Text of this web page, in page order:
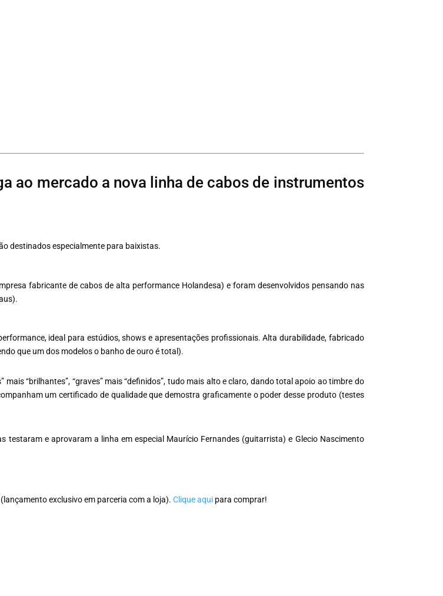
ao mercado a nova linha de cabos de instrumentos
destinados especialmente para baixistas.
fabricante de cabos de alta performance Holandesa) e foram desenvolvidos pensando nas
ideal para estúdios, shows e apresentações profissionais. Alta durabilidade, fabricado
que um dos modelos o banho de ouro é total).
“brilhantes”, “graves” mais “definidos”, tudo mais alto e claro, dando total apoio ao timbre do
um certificado de qualidade que demostra graficamente o poder desse produto (testes
e aprovaram a linha em especial Maurício Fernandes (guitarrista) e Glecio Nascimento
(lançamento exclusivo em parceria com a loja).Clique aqui para comprar!